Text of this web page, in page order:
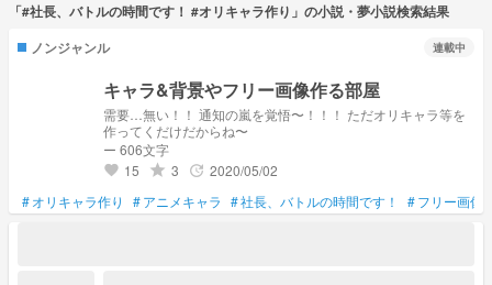
「#社長、バトルの時間です！ #オリキャラ作り」の小説・夢小説検索結果
ノンジャンル
連載中
キャラ&背景やフリー画像作る部屋
需要…無い！！ 通知の嵐を覚悟〜！！！ ただオリキャラ等を
作ってくだけだからね〜
ー 606文字
favorite 15 grade 3 update 2020/05/02
#オリキャラ作り #アニメキャラ #社長、バトルの時間です！ #フリー画像